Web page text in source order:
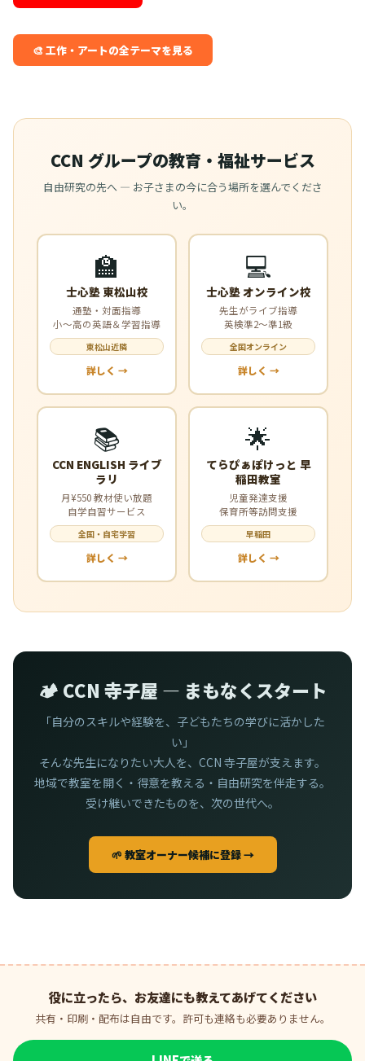
🎨 工作・アートの全テーマを見る
CCN グループの教育・福祉サービス
自由研究の先へ — お子さまの今に合う場所を選んでくださ
い。
🏫
士心塾 東松山校
通塾・対面指導
小〜高の英語＆学習指導
東松山近隣
詳しく →
💻
士心塾 オンライン校
先生がライブ指導
英検準2〜準1級
全国オンライン
詳しく →
📚
CCN ENGLISH ライブ
ラリ
月¥550 教材使い放題
自学自習サービス
全国・自宅学習
詳しく →
🌟
てらぴぁぽけっと 早
稲田教室
児童発達支援
保育所等訪問支援
早稲田
詳しく →
🏕️ CCN 寺子屋 — まもなくスタート
「自分のスキルや経験を、子どもたちの学びに活かした
い」
そんな先生になりたい大人を、CCN 寺子屋が支えます。
地域で教室を開く・得意を教える・自由研究を伴走する。
受け継いできたものを、次の世代へ。
🌱 教室オーナー候補に登録 →
役に立ったら、お友達にも教えてあげてください
共有・印刷・配布は自由です。許可も連絡も必要ありません。